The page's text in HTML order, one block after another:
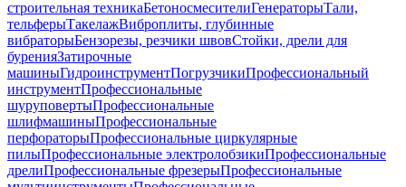
строительная техникаБетоносмесителиГенераторыТали,
тельферыТакелажВиброплиты, глубинные
вибраторыБензорезы, резчики швовСтойки, дрели для
буренияЗатирочные
машиныГидроинструментПогрузчикиПрофессиональный
инструментПрофессиональные
шуруповертыПрофессиональные
шлифмашиныПрофессиональные
перфораторыПрофессиональные циркулярные
пилыПрофессиональные электролобзикиПрофессиональные
дрелиПрофессиональные фрезерыПрофессиональные